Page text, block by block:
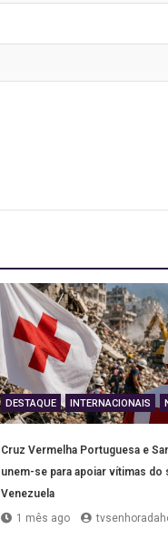
DESTAQUE INTERNACIONAIS
Cruz Vermelha Portuguesa e
unem-se para apoiar vítimas do
Venezuela
1 mês ago